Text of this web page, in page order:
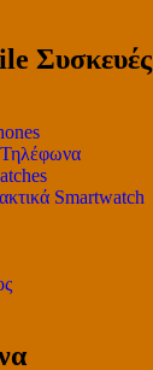
Συσκευές
Smartwatch